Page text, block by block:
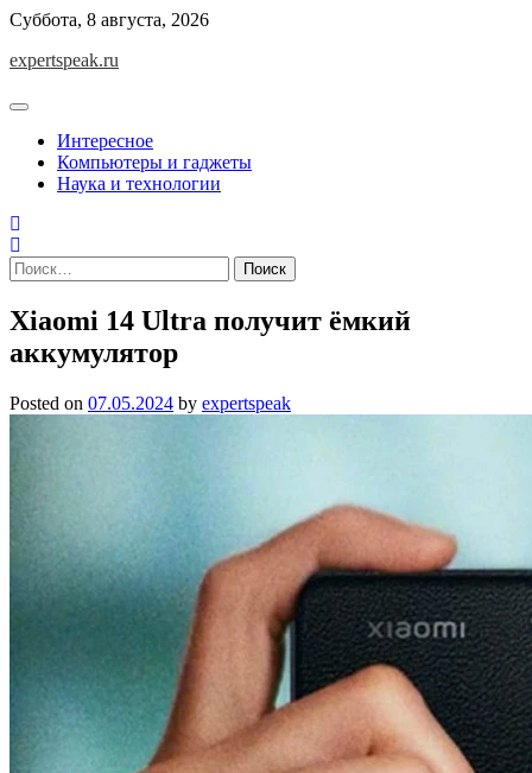
Skip
content
Суббота, 8 августа, 2026
expertspeak.ru
Интересное
Компьютеры и гаджеты
Наука и технологии
Найти:
Xiaomi 14 Ultra получит ёмкий
аккумулятор
Posted on 07.05.2024 by expertspeak